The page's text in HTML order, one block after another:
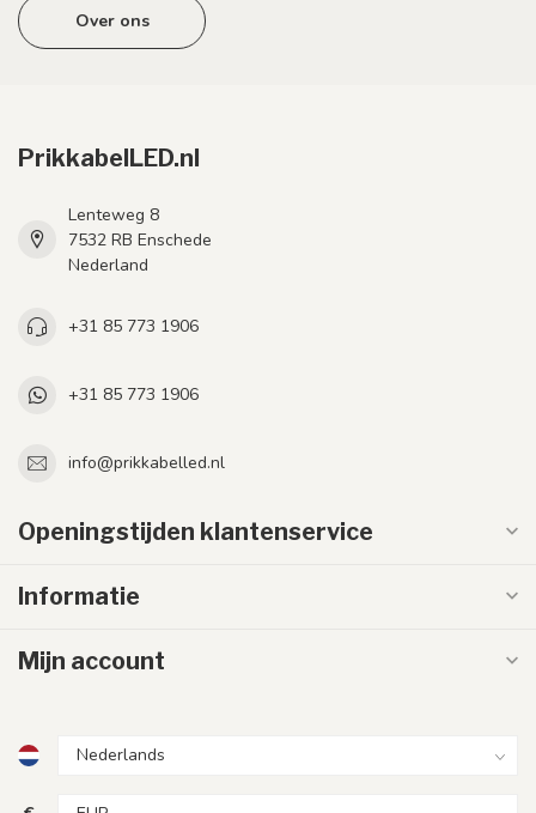
Over ons
PrikkabelLED.nl
Lenteweg 8
7532 RB Enschede
Nederland
+31 85 773 1906
+31 85 773 1906
info@prikkabelled.nl
Openingstijden klantenservice
Informatie
Mijn account